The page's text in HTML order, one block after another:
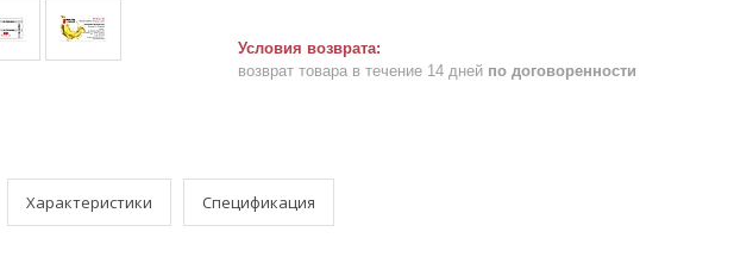
возврат товара в течение 14 дней по договоренности
Характеристики Спецификация